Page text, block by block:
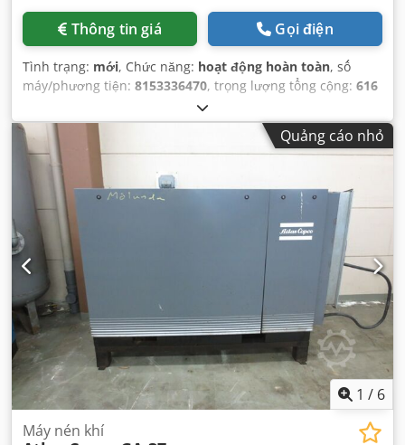
Thông tin giá Gọi điện
Tình trạng: mới, Chức năng: hoạt động hoàn toàn, số
máy/phương tiện: 8153336470, trọng lượng tổng cộng: 616
399 m³/giờ
thanh, áp suất (tối đa):13 thanh, mức độ ồn:67 dB, loại
làm mát:
không khí
Có sẵn biển kiểu, máy sấy
khí lạnh, tài liệu / sổ tay hướng dẫn
Quảng cáo nhỏ
1 / 6
Máy nén khí